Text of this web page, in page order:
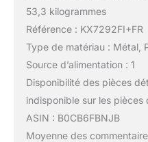
53,3 kilogrammes
Référence : KX7292FI+FR
Type de matériau : Métal,
Source d’alimentation : 1
Disponibilité des pièces
indisponible sur les pièces
ASIN : B0CB6FBNJB
Moyenne des